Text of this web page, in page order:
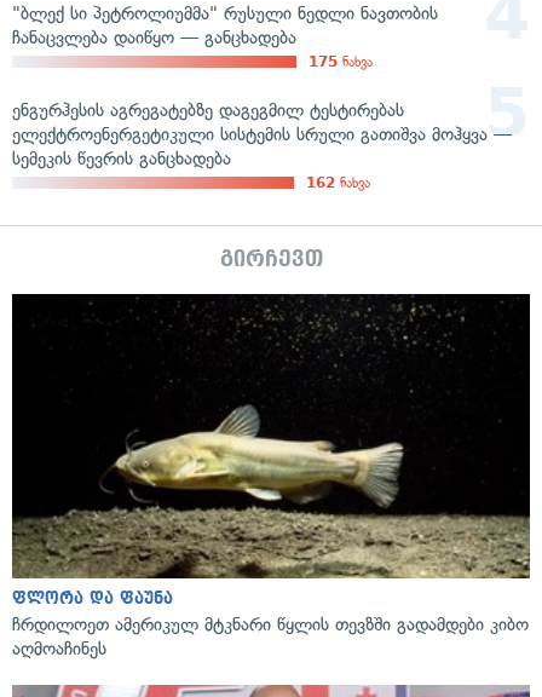
"ბლექ სი პეტროლიუმმა" რუსული ნედლი ნავთობის
ჩანაცვლება დაიწყო — განცხადება
175 ნახვა
ენგურჰესის აგრეგატებზე დაგეგმილ ტესტირებას
ელექტროენერგეტიკული სისტემის სრული გათიშვა მოჰყვა —
სემეკის წევრის განცხადება
162 ნახვა
გირჩევთ
ფლორა და ფაუნა
ჩრდილოეთ ამერიკულ მტკნარი წყლის თევზში გადამდები კიბო
აღმოაჩინეს